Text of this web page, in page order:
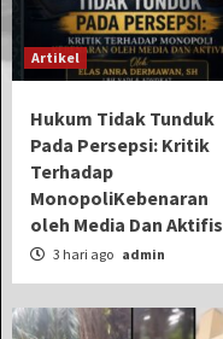
Artikel
Hukum Tidak Tunduk
Pada Persepsi: Kritik
Terhadap
MonopoliKebenaran
oleh Media Dan Aktifis
3 hari ago admin